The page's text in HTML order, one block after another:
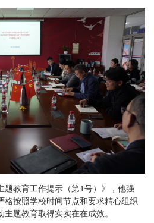
题教育工作提示（第1号）》，他强
格按照学校时间节点和要求精心组织
题教育取得实实在在成效。